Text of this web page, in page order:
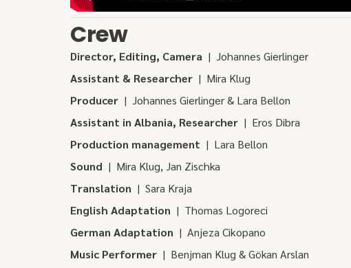
Crew
Director, Editing, Camera | Johannes Gierlinger
Assistant & Researcher | Mira Klug
Producer | Johannes Gierlinger & Lara Bellon
Assistant in Albania, Researcher | Eros Dibra
Production management | Lara Bellon
Sound | Mira Klug, Jan Zischka
Translation | Sara Kraja
English Adaptation | Thomas Logoreci
German Adaptation | Anjeza Cikopano
Music Performer | Benjman Klug & Gökan Arslan